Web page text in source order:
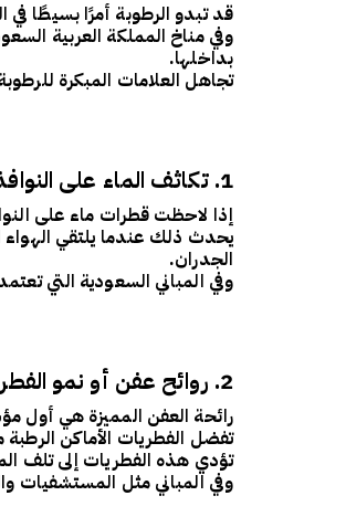
قد تبدو الرطوبة أمرًا بسيطًا في
وفي مناخ المملكة العربية
بداخلها.
تجاهل العلامات المبكرة
1. تكاثف الماء على النوافذ أو الجدران
إذا لاحظت قطرات ماء على
يحدث ذلك عندما يلتقي الهواء
الجدران.
وفي المباني السعودية التي
2. روائح عفن أو نمو الفطريات
رائحة العفن المميزة هي أول
تفضل الفطريات الأماكن
تؤدي هذه الفطريات إلىتلف
وفي المباني مثل المستشفيات